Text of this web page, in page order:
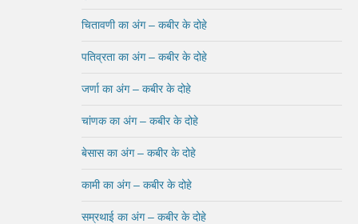
चितावणी का अंग – कबीर के दोहे
पतिव्रता का अंग – कबीर के दोहे
जर्णा का अंग – कबीर के दोहे
चांणक का अंग – कबीर के दोहे
बेसास का अंग – कबीर के दोहे
कामी का अंग – कबीर के दोहे
सम्रथाई का अंग – कबीर के दोहे